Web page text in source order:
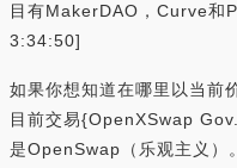
目有MakerDAO，Curve
3:34:50]
如果你想知道在哪里以当前
目前交易{OpenXSwap
是OpenSwap（乐观主义）